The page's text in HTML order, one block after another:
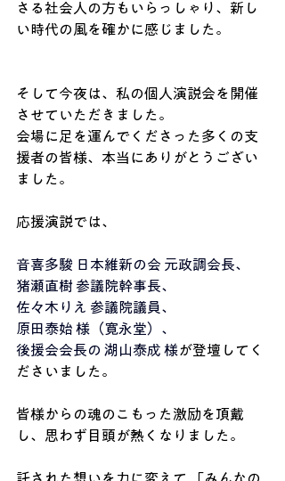
さる社会人の方もいらっしゃり、新し
い時代の風を確かに感じました。
そして今夜は、私の個人演説会を開催
させていただきました。
会場に足を運んでくださった多くの支
援者の皆様、本当にありがとうござい
ました。
応援演説では、
音喜多駿 日本維新の会 元政調会長、
猪瀬直樹 参議院幹事長、
佐々木りえ 参議院議員、
原田泰始 様（寛永堂）、
後援会会長の 湖山泰成 様が登壇してく
ださいました。
皆様からの魂のこもった激励を頂戴
し、思わず目頭が熱くなりました。